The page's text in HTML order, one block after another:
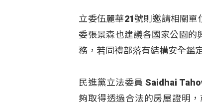
立委伍麗華21號則邀請相關
委張景森也建議各國家公園的
務，若同禮部落有結構安全鑑
民進黨立法委員 Saidhai
夠取得透過合法的房屋證明